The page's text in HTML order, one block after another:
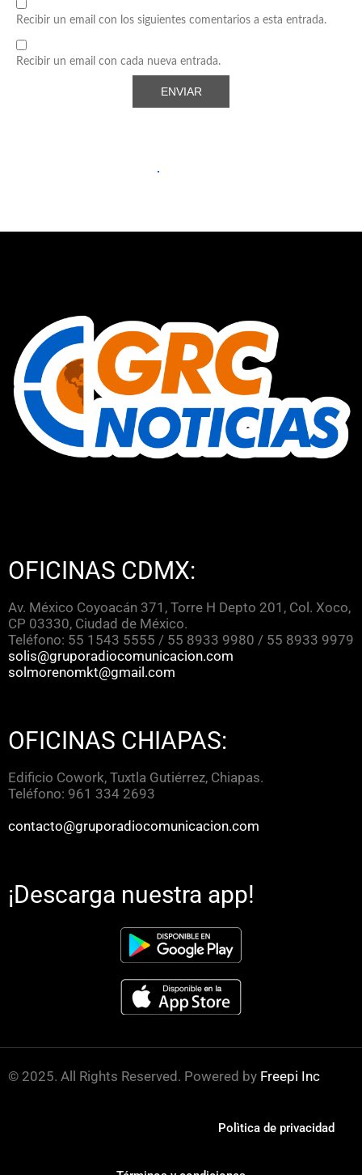
Recibir un email con los siguientes comentarios a esta entrada.
Recibir un email con cada nueva entrada.
OFICINAS CDMX:
Av. México Coyoacán 371, Torre H Depto 201, Col. Xoco,
CP 03330, Ciudad de México.
Teléfono: 55 1543 5555 / 55 8933 9980 / 55 8933 9979
solis@gruporadiocomunicacion.com
solmorenomkt@gmail.com
OFICINAS CHIAPAS:
Edificio Cowork, Tuxtla Gutiérrez, Chiapas.
Teléfono: 961 334 2693
contacto@gruporadiocomunicacion.com
¡Descarga nuestra app!
© 2025. All Rights Reserved. Powered by Freepi Inc
Polìtica de privacidad